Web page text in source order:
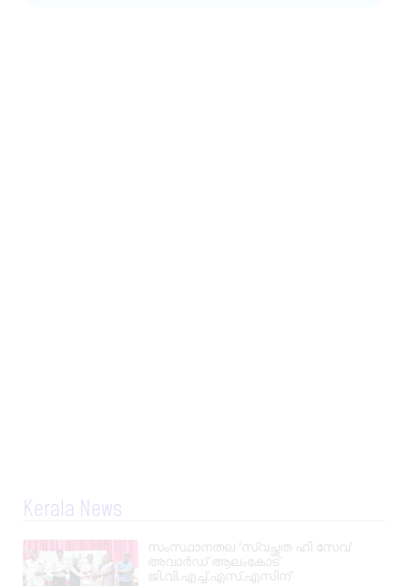
Kerala News
സംസ്ഥാനതല ‘സ്വച്ഛത ഹി സേവ’
അവാർഡ് ആലംകോട്
ജി.വി.എച്ച്.എസ്.എസിന്